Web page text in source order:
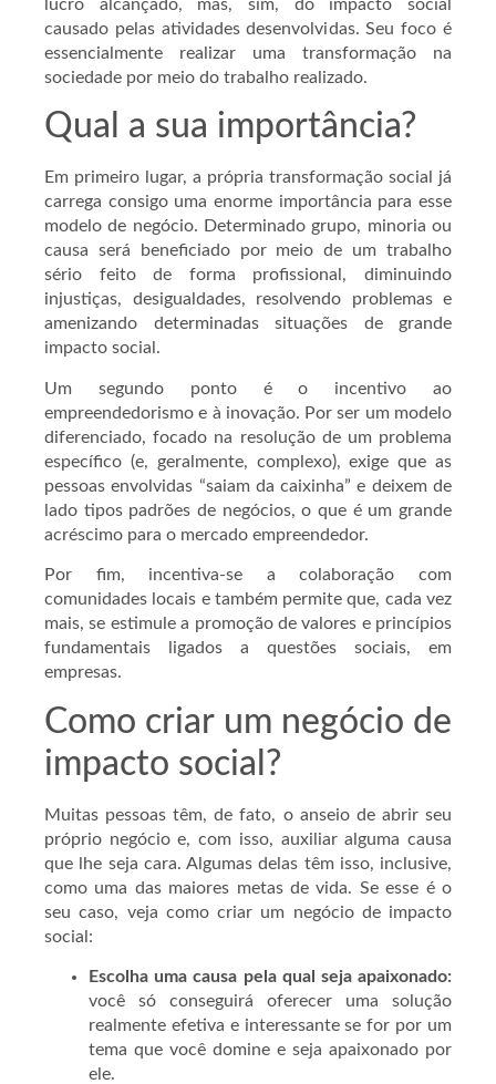
lucro alcançado, mas, sim, do impacto social
causado pelas atividades desenvolvidas. Seu foco é
essencialmente realizar uma transformação na
sociedade por meio do trabalho realizado.
Qual a sua importância?
Em primeiro lugar, a própria transformação social já
carrega consigo uma enorme importância para esse
modelo de negócio. Determinado grupo, minoria ou
causa será beneficiado por meio de um trabalho
sério feito de forma profissional, diminuindo
injustiças, desigualdades, resolvendo problemas e
amenizando determinadas situações de grande
impacto social.
Um segundo ponto é o incentivo ao
empreendedorismo e à inovação. Por ser um modelo
diferenciado, focado na resolução de um problema
específico (e, geralmente, complexo), exige que as
pessoas envolvidas “saiam da caixinha” e deixem de
lado tipos padrões de negócios, o que é um grande
acréscimo para o mercado empreendedor.
Por fim, incentiva-se a colaboração com
comunidades locais e também permite que, cada vez
mais, se estimule a promoção de valores e princípios
fundamentais ligados a questões sociais, em
empresas.
Como criar um negócio de
impacto social?
Muitas pessoas têm, de fato, o anseio de abrir seu
próprio negócio e, com isso, auxiliar alguma causa
que lhe seja cara. Algumas delas têm isso, inclusive,
como uma das maiores metas de vida. Se esse é o
seu caso, veja como criar um negócio de impacto
social:
Escolha uma causa pela qual seja apaixonado:
você só conseguirá oferecer uma solução
realmente efetiva e interessante se for por um
tema que você domine e seja apaixonado por
ele.